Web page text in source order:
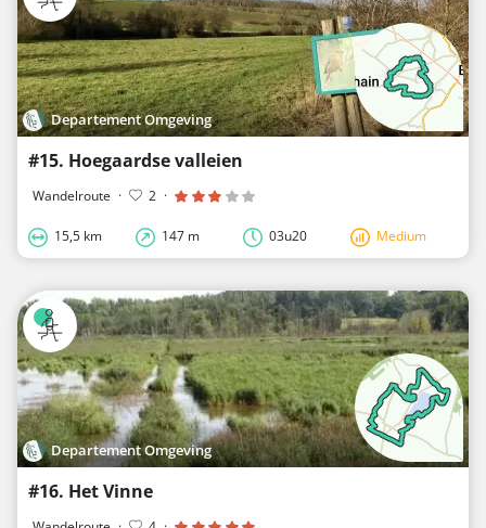
Departement Omgeving
#15. Hoegaardse valleien
Wandelroute · 2 ·
15,5 km 147 m 03u20 Medium
Departement Omgeving
#16. Het Vinne